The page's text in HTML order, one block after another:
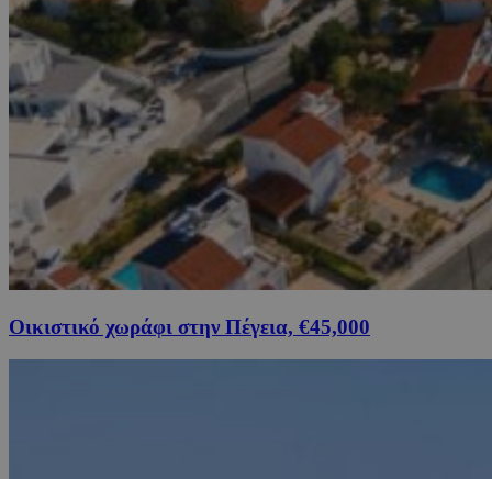
Οικιστικό χωράφι στην Πέγεια, €45,000